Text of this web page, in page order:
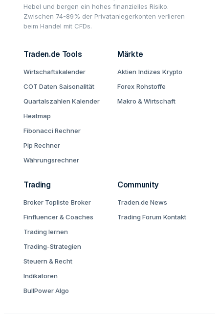
Hebel und bergen ein hohes finanzielles Risiko.
Zwischen 74-89% der Privatanlegerkonten verlieren
beim Handel mit CFDs.
Traden.de Tools
Wirtschaftskalender
COT Daten Saisonalität
Quartalszahlen Kalender
Heatmap
Fibonacci Rechner
Pip Rechner
Währungsrechner
Märkte
Aktien Indizes Krypto
Forex Rohstoffe
Makro & Wirtschaft
Trading
Broker Topliste Broker
Finfluencer & Coaches
Trading lernen
Trading-Strategien
Steuern & Recht
Indikatoren
BullPower Algo
Community
Traden.de News
Trading Forum Kontakt